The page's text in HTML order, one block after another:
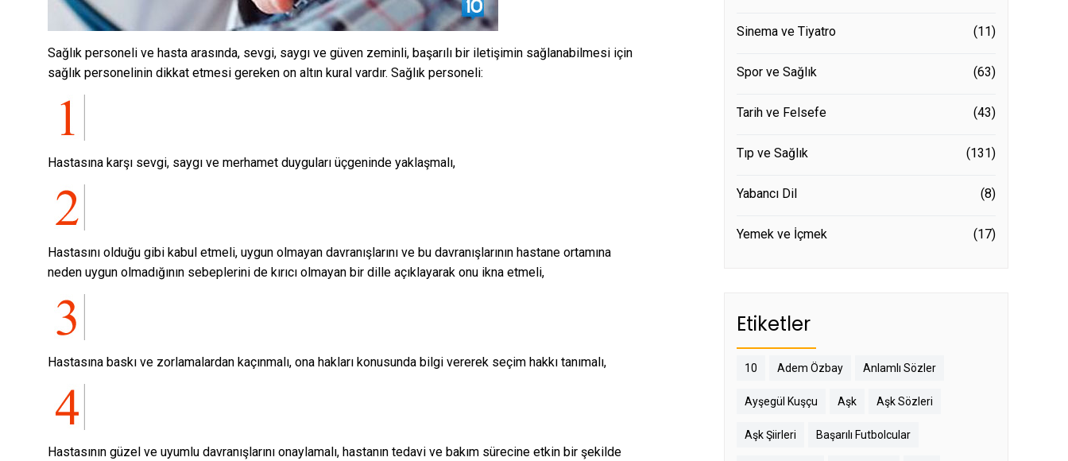
Sağlık personeli ve hasta arasında, sevgi, saygı ve güven zeminli, başarılı bir iletişimin sağlanabilmesi için
sağlık personelinin dikkat etmesi gereken on altın kural vardır. Sağlık personeli:
Hastasına karşı sevgi, saygı ve merhamet duyguları üçgeninde yaklaşmalı,
Hastasını olduğu gibi kabul etmeli, uygun olmayan davranışlarını ve bu davranışlarının hastane ortamına
neden uygun olmadığının sebeplerini de kırıcı olmayan bir dille açıklayarak onu ikna etmeli,
Hastasına baskı ve zorlamalardan kaçınmalı, ona hakları konusunda bilgi vererek seçim hakkı tanımalı,
Hastasının güzel ve uyumlu davranışlarını onaylamalı, hastanın tedavi ve bakım sürecine etkin bir şekilde
Sinema ve Tiyatro (11)
Spor ve Sağlık (63)
Tarih ve Felsefe (43)
Tıp ve Sağlık (131)
Yabancı Dil (8)
Yemek ve İçmek (17)
Etiketler
10 Adem Özbay Anlamlı Sözler
Ayşegül Kuşçu Aşk Aşk Sözleri
Aşk Şiirleri Başarılı Futbolcular